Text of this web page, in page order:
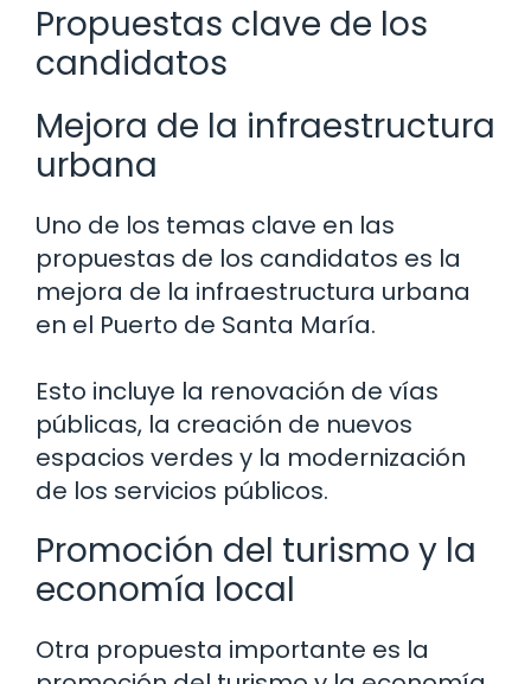
Propuestas clave de los
candidatos
Mejora de la infraestructura
urbana
Uno de los temas clave en las
propuestas de los candidatos es la
mejora de la infraestructura urbana
en el Puerto de Santa María.
Esto incluye la renovación de vías
públicas, la creación de nuevos
espacios verdes y la modernización
de los servicios públicos.
Promoción del turismo y la
economía local
Otra propuesta importante es la